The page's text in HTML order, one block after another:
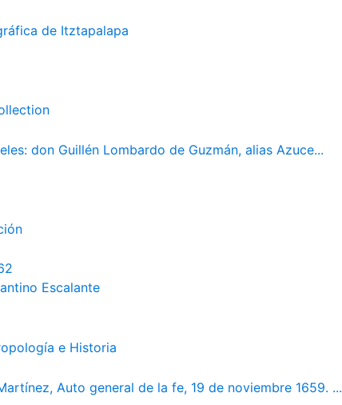
de Itztapalapa
don Guillén Lombardo de Guzmán, alias Azuce...
Escalante
e Historia
Auto general de la fe, 19 de noviembre 1659. ...